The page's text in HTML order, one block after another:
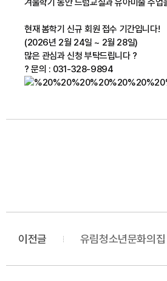
겨울학기 동안드럼교실과유아미술 수업
현재 봄학기신규 회원 접수 기간입니다!
(2026년 2월 24일 ~ 2월 28일)
많은 관심과 신청 부탁드립니다 ?
? 문의 : 031-328-9894
이전글 유림청소년문화의